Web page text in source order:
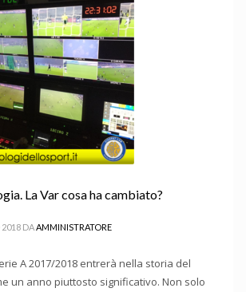
La Var cosa ha cambiato?
2018 DAAMMINISTRATORE
A 2017/2018 entrerà nella storia del
un anno piuttosto significativo. Non solo